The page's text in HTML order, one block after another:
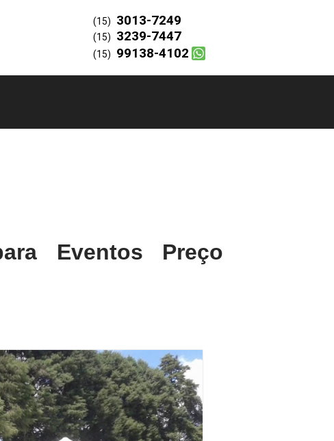
(15) 3013-7249
(15) 3239-7447
(15) 99138-4102
Eventos Preço